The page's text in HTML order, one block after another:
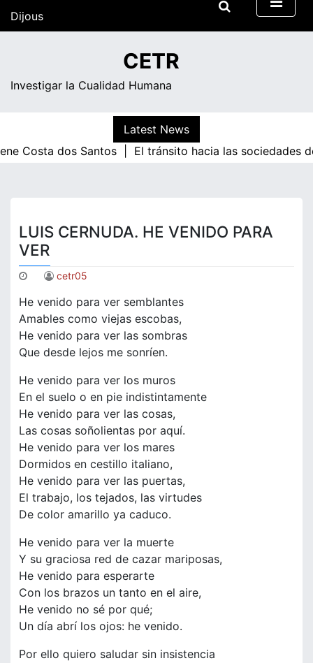
Dijous
CETR
Investigar la Cualidad Humana
Latest News
Costa dos Santos |
El tránsito hacia las sociedades
LUIS CERNUDA. HE VENIDO PARA
VER
cetr05
He venido para ver semblantes
Amables como viejas escobas,
He venido para ver las sombras
Que desde lejos me sonríen.
He venido para ver los muros
En el suelo o en pie indistintamente
He venido para ver las cosas,
Las cosas soñolientas por aquí.
He venido para ver los mares
Dormidos en cestillo italiano,
He venido para ver las puertas,
El trabajo, los tejados, las virtudes
De color amarillo ya caduco.
He venido para ver la muerte
Y su graciosa red de cazar mariposas,
He venido para esperarte
Con los brazos un tanto en el aire,
He venido no sé por qué;
Un día abrí los ojos: he venido.
Por ello quiero saludar sin insistencia